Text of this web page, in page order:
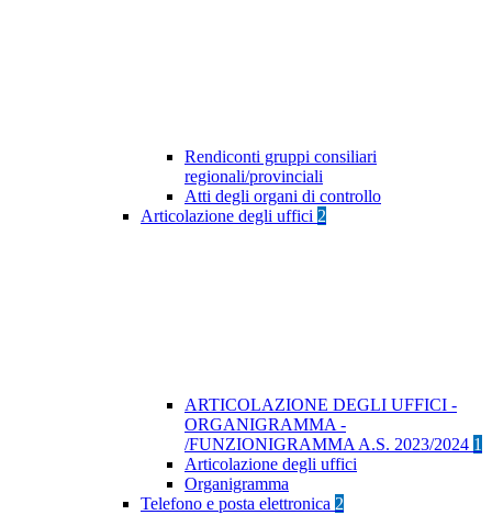
Rendiconti gruppi consiliari
regionali/provinciali
Atti degli organi di controllo
Articolazione degli uffici 2
ARTICOLAZIONE DEGLI UFFICI -
ORGANIGRAMMA -
/FUNZIONIGRAMMA A.S. 2023/2024 1
Articolazione degli uffici
Organigramma
Telefono e posta elettronica 2